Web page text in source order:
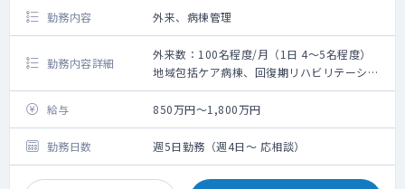
勤務内容 外来、病棟管理
勤務内容詳細
外来数：100名程度/月（1日 4～5名程度）
地域包括ケア病棟、回復期リハビリテーショ
ン病棟、療養病棟の管理メインのご勤務で
す。
一般内科外来のご対応もお願い致します。
（サブスペシャリティがある先生は専門外来
の設定も可能です）
給与 850万円～1,800万円
勤務日数 週5日勤務（週4日～ 応相談）